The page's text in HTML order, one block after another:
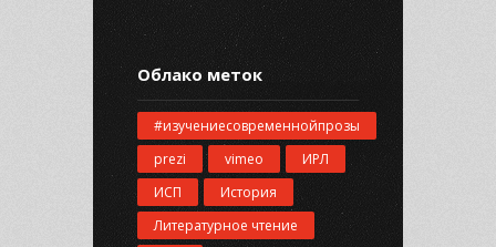
Облако меток
#изучениесовременнойпрозы
prezi
vimeo
ИРЛ
ИСП
История
Литературное чтение